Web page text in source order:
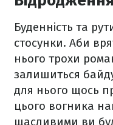
Буденність та
стосунки. Аби
нього трохи
залишиться
для нього щось
цього вогника
щасливими ви